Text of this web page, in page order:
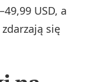
USD, a
się